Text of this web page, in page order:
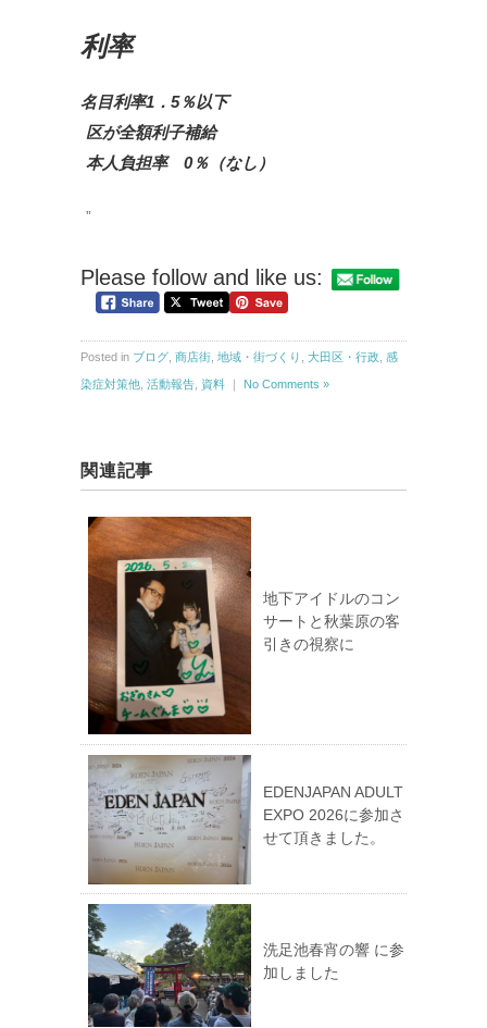
利率
名目利率1．5％以下
区が全額利子補給
本人負担率 0％（なし）
Please follow and like us:
Posted in ブログ, 商店街, 地域・街づくり , 大田区・行政, 感
染症対策他, 活動報告, 資料 No Comments »
関連記事
地下アイドルのコン
サートと秋葉原の客
引きの視察に
EDENJAPAN ADULT
EXPO 2026に参加さ
せて頂きました。
洗足池春宵の響 に参
加しました